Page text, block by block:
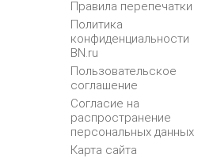
Правила перепечатки
Политика
конфиденциальности
BN.ru
Пользовательское
соглашение
Согласие на
распространение
персональных данных
Карта сайта